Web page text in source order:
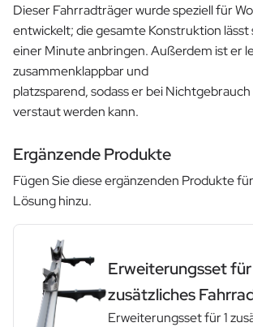
Dieser Fahrradträger wurde speziell für
entwickelt; die gesamte Konstruktion lässt
einer Minute anbringen. Außerdem ist er
zusammenklappbar und
platzsparend, sodass er bei
verstaut werden kann.
Ergänzende Produkte
Fügen Sie diese ergänzenden Produkte
Lösung hinzu.
Erweiterungsset für
zusätzliches
Erweiterungsset für 1